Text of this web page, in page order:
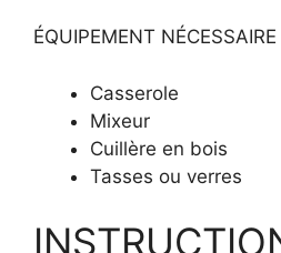
ÉQUIPEMENT NÉCESSAIRE
Casserole
Mixeur
Cuillère en bois
Tasses ou verres